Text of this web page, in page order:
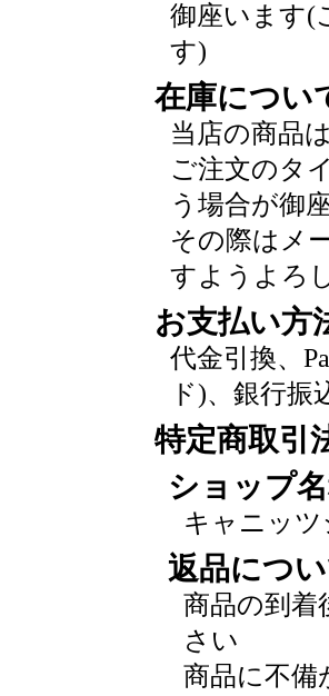
御座います(
す)
在庫につい
当店の商品
ご注文のタ
う場合が御
その際はメ
すようよろ
お支払い方
代金引換、
ド)、銀行振
特定商取引
ショップ
キャニッ
返品につ
商品の到着
さい
商品に不備